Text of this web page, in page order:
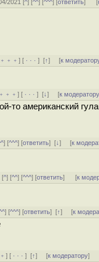
2021 [^] [^^] [^^^] [ответить] [
﹢﹢﹢] [ · · ·][↑] [к
﹢﹢﹢] [ · · ·][↓] [к
то американский
] [^^^] [ответить][↓] [к
[^] [^^] [^^^] [ответить] [к
] [^^^] [ответить][↑] [к
] [ · · ·][↑] [к модератору]